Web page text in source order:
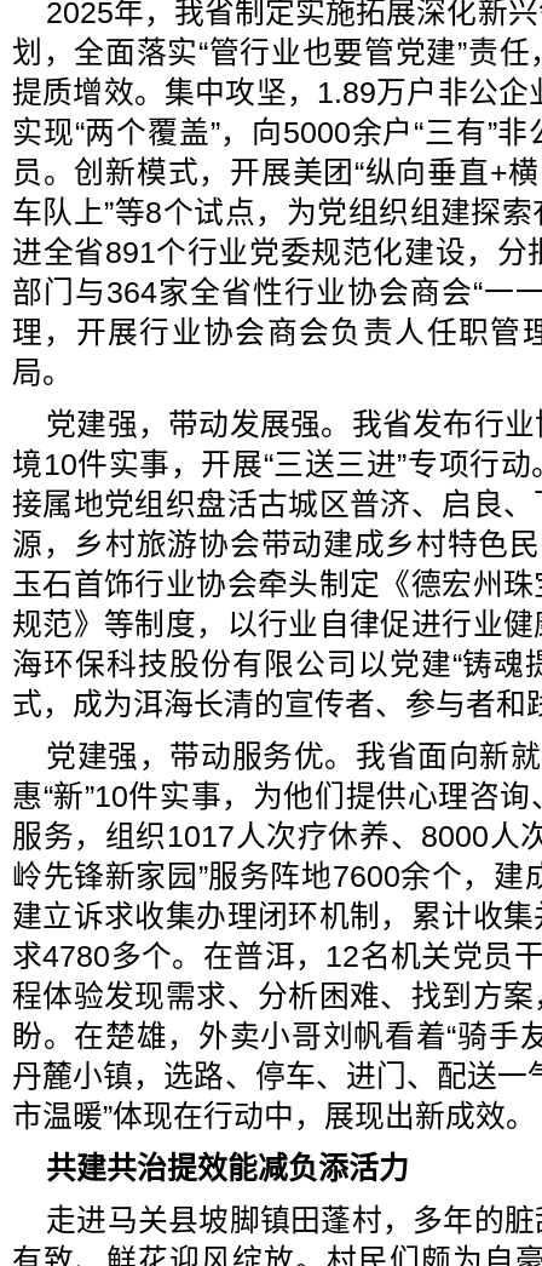
2025年，我省制定实施拓展深化新
划，全面落实“管行业也要管党建”责
提质增效。集中攻坚，1.89万户非公
实现“两个覆盖”，向5000余户“三有”
员。创新模式，开展美团“纵向垂直+
车队上”等8个试点，为党组织组建探
进全省891个行业党委规范化建设，分
部门与364家全省性行业协会商会“一
理，开展行业协会商会负责人任职管
局。
党建强，带动发展强。我省发布行
境10件实事，开展“三送三进”专项行
接属地党组织盘活古城区普济、启良
源，乡村旅游协会带动建成乡村特色
玉石首饰行业协会牵头制定《德宏州
规范》等制度，以行业自律促进行业
海环保科技股份有限公司以党建“铸魂
式，成为洱海长清的宣传者、参与者和
党建强，带动服务优。我省面向新
惠“新”10件实事，为他们提供心理咨
服务，组织1017人次疗休养、8000人
岭先锋新家园”服务阵地7600余个，建
建立诉求收集办理闭环机制，累计收
求4780多个。在普洱，12名机关党员
程体验发现需求、分析困难、找到方
盼。在楚雄，外卖小哥刘帆看着“骑手
丹麓小镇，选路、停车、进门、配送一
市温暖”体现在行动中，展现出新成效。
共建共治提效能减负添活力
走进马关县坡脚镇田蓬村，多年的